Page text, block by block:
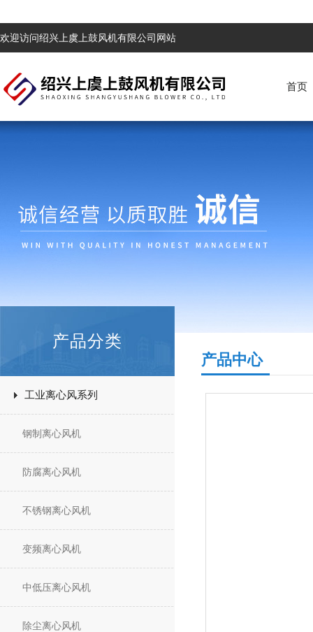
欢迎访问绍兴上虞上鼓风机有限公司网站
首页
产品分类
工业离心风系列
钢制离心风机
防腐离心风机
不锈钢离心风机
变频离心风机
中低压离心风机
除尘离心风机
产品中心